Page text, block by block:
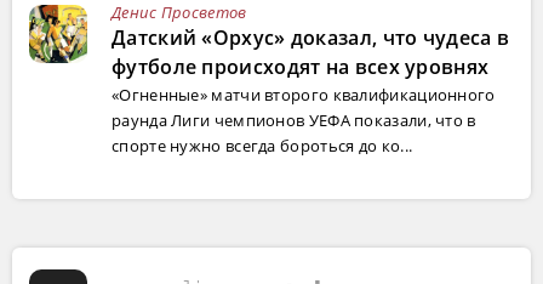
Денис Просветов
Датский «Орхус» доказал, что чудеса в
футболе происходят на всех уровнях
«Огненные» матчи второго квалификационного
раунда Лиги чемпионов УЕФА показали, что в
спорте нужно всегда бороться до ко...